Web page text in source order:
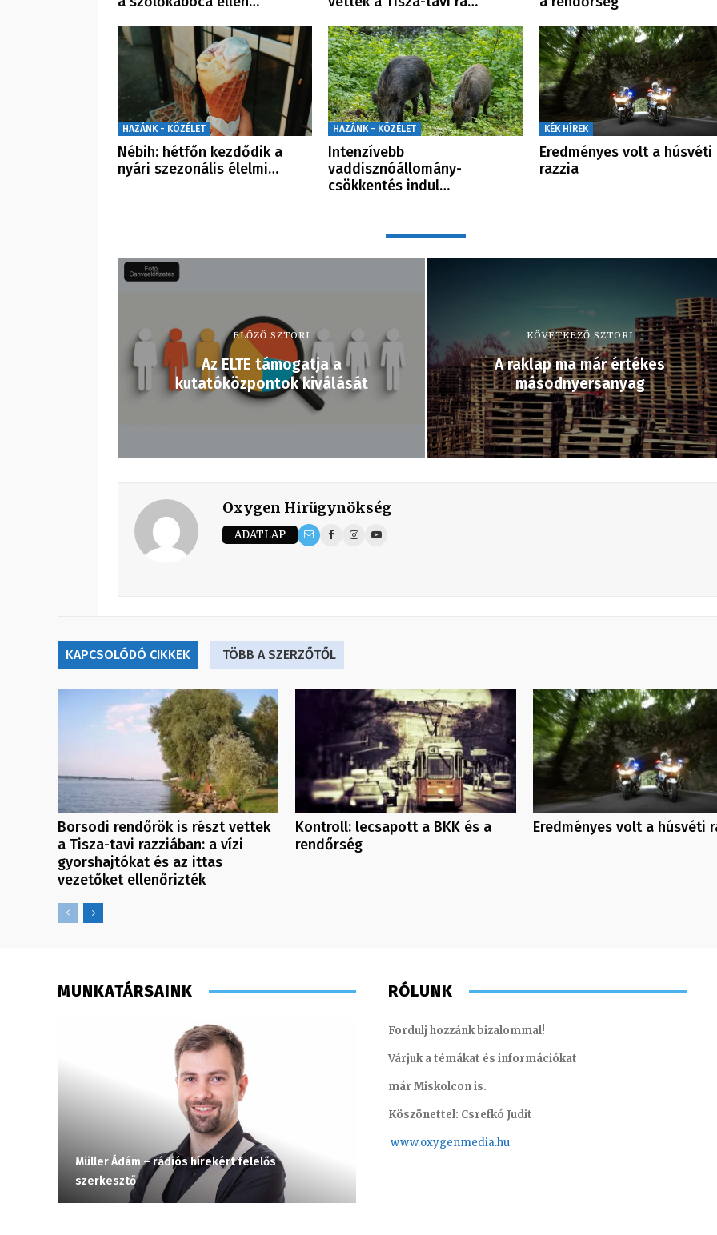
HAZÁNK - KÖZÉLET
Nébih: hétfőn kezdődik a
nyári szezonális élelmi…
HAZÁNK - KÖZÉLET
Intenzívebb
vaddisznóállomány-
csökkentés indul…
KÉK HÍREK
Eredményes volt a húsvéti
razzia
ELŐZŐ SZTORI
Az ELTE támogatja a
kutatóközpontok kiválását
KÖVETKEZŐ SZTORI
A raklap ma már értékes
másodnyersanyag
Oxygen Hirügynökség
ADATLAP
KAPCSOLÓDÓ CIKKEK TÖBB A SZERZŐTŐL
Borsodi rendőrök is részt vettek
a Tisza-tavi razziában: a vízi
gyorshajtókat és az ittas
vezetőket ellenőrizték
Kontroll: lecsapott a BKK és a
rendőrség
Eredményes volt a húsvéti
MUNKATÁRSAINK
Müller Ádám – rádiós hírekért felelős
szerkesztő
RÓLUNK
Fordulj hozzánk bizalommal!
Várjuk a témákat és információkat
már Miskolcon is.
Köszönettel: Csrefkó Judit
www.oxygenmedia.hu